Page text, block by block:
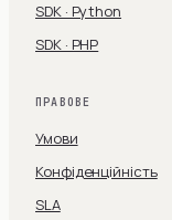
SDK · Python
SDK · PHP
ПРАВОВЕ
Умови
Конфіденційність
SLA